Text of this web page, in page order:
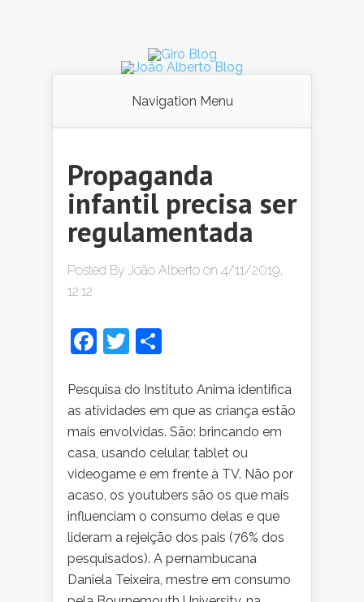
Navigation Menu
Propaganda
infantil precisa ser
regulamentada
Posted By João Alberto on 4/11/2019,
12:12
Facebook
Twitter
Pesquisa do Instituto Anima identifica
as atividades em que as criança estão
mais envolvidas. São: brincando em
casa, usando celular, tablet ou
videogame e em frente à TV. Não por
acaso, os youtubers são os que mais
influenciam o consumo delas e que
lideram a rejeição dos pais (76% dos
pesquisados). A pernambucana
Daniela Teixeira, mestre em consumo